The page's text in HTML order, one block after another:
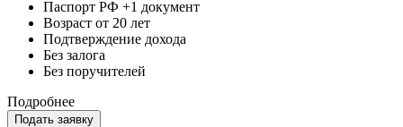
Паспорт РФ +1 документ
Возраст от 20 лет
Подтверждение дохода
Без залога
Без поручителей
Подробнее
Подать заявку